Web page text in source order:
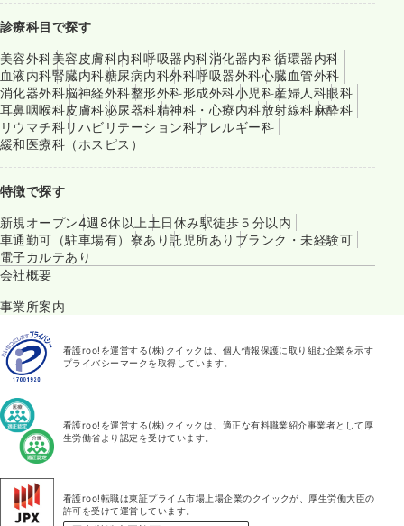
診療科目で探す
美容外科美容皮膚科内科呼吸器内科消化器内科循環器内科
血液内科腎臓内科糖尿病内科外科呼吸器外科心臓血管外科
消化器外科脳神経外科整形外科形成外科小児科産婦人科眼科
耳鼻咽喉科皮膚科泌尿器科精神科・心療内科放射線科麻酔科
リウマチ科リハビリテーション科アレルギー科
緩和医療科（ホスピス）
特徴で探す
新規オープン4週8休以上 土日休み駅徒歩５分以内
車通勤可（駐車場有） 寮あり託児所あり ブランク・未経験可
電子カルテあり
会社概要
事業所案内
看護roo!を運営する(株)クイックは、個人情報保護に取り組む企業を示す
プライバシーマークを取得しています。
看護roo!を運営する(株)クイックは、適正な有料職業紹介事業者として厚
生労働省より認定を受けています。
看護roo!転職は東証プライム市場上場企業のクイックが、厚生労働大臣の
許可を受けて運営しています。